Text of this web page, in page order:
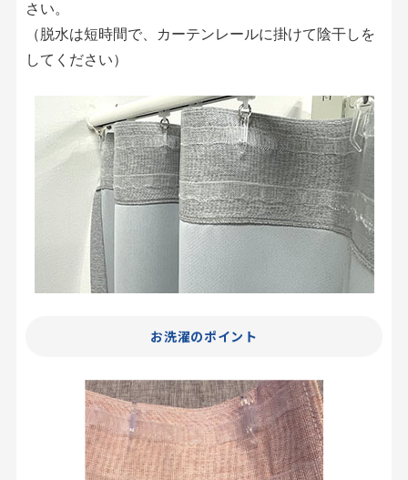
さい。
（脱水は短時間で、カーテンレールに掛けて陰干しを
してください）
お洗濯のポイント